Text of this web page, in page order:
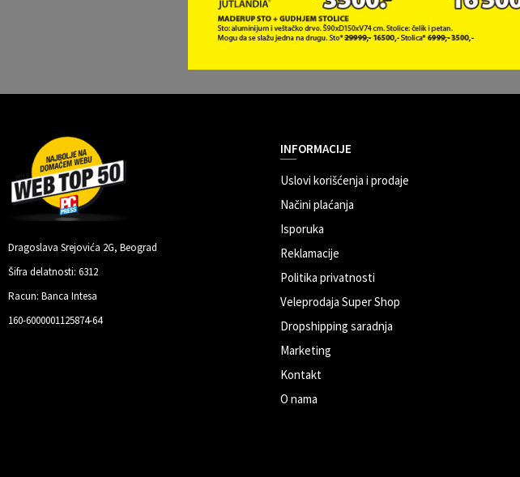
Dragoslava Srejovića 2G, Beograd
Šifra delatnosti: 6312
Racun: Banca Intesa
160-6000001125874-64
INFORMACIJE
Uslovi korišćenja i prodaje
Načini plaćanja
Isporuka
Reklamacije
Politika privatnosti
Veleprodaja Super Shop
Dropshipping saradnja
Marketing
Kontakt
O nama